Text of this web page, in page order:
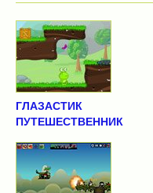
ГЛАЗАСТИК
ПУТЕШЕСТВЕННИК